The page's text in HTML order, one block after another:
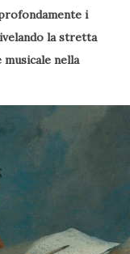
i
la stretta
nella